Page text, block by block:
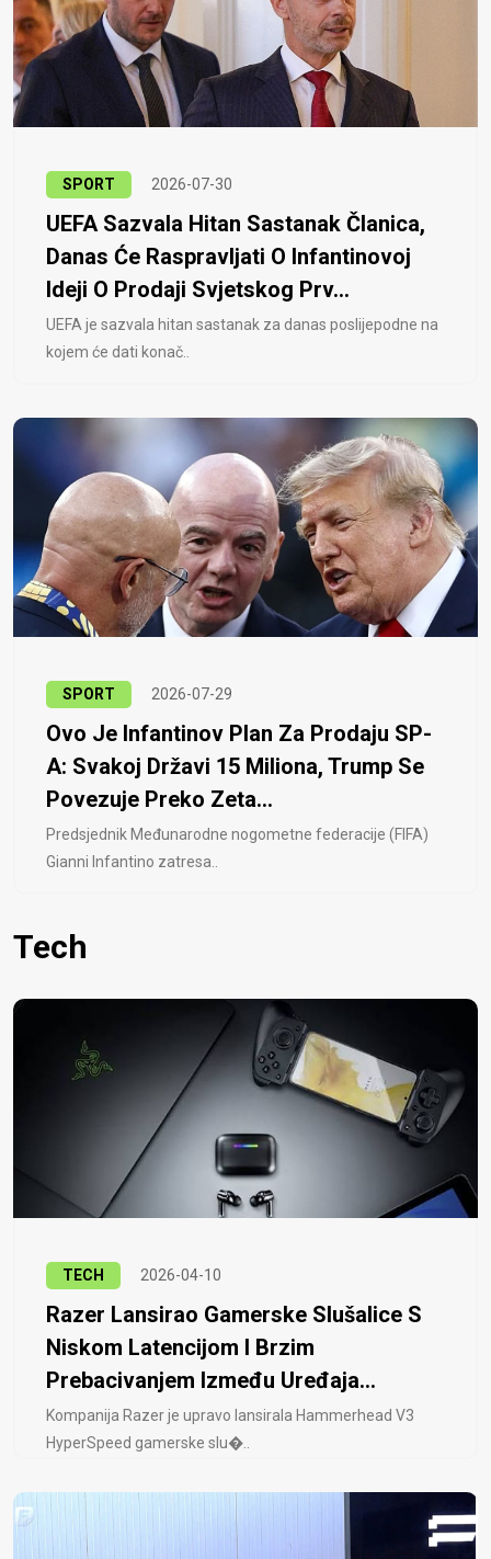
SPORT 2026-07-30
UEFA Sazvala Hitan Sastanak Članica,
Danas Će Raspravljati O Infantinovoj
Ideji O Prodaji Svjetskog Prv...
UEFA je sazvala hitan sastanak za danas poslijepodne na
kojem će dati konač..
SPORT 2026-07-29
Ovo Je Infantinov Plan Za Prodaju SP-
A: Svakoj Državi 15 Miliona, Trump Se
Povezuje Preko Zeta...
Predsjednik Međunarodne nogometne federacije (FIFA)
Gianni Infantino zatresa..
Tech
TECH 2026-04-10
Razer Lansirao Gamerske Slušalice S
Niskom Latencijom I Brzim
Prebacivanjem Između Uređaja...
Kompanija Razer je upravo lansirala Hammerhead V3
HyperSpeed ​​gamerske slu�..